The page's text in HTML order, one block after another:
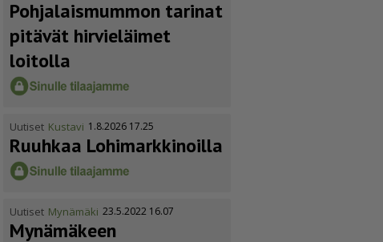
Pohja­lais­mummon tarinat
pitävät hirvieläimet
loitolla
Uutiset Kustavi 1.8.2026 17.25
Ruuhkaa Lohimark­ki­noilla
Uutiset Mynämäki 23.5.2022 16.07
Mynämäkeen